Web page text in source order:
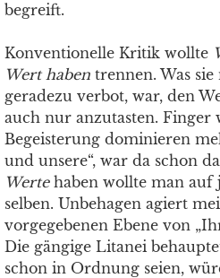
begreift.
Konventionelle Kritik wollte
Wert haben trennen. Was
geradezu verbot, war, den
auch nur anzutasten. Finger
Begeisterung dominieren
und unsere“, war da schon
Wertehaben wollte man auf
selben. Unbehagen agiert
vorgegebenen Ebene von
Die gängige Litanei
schon in Ordnung seien,